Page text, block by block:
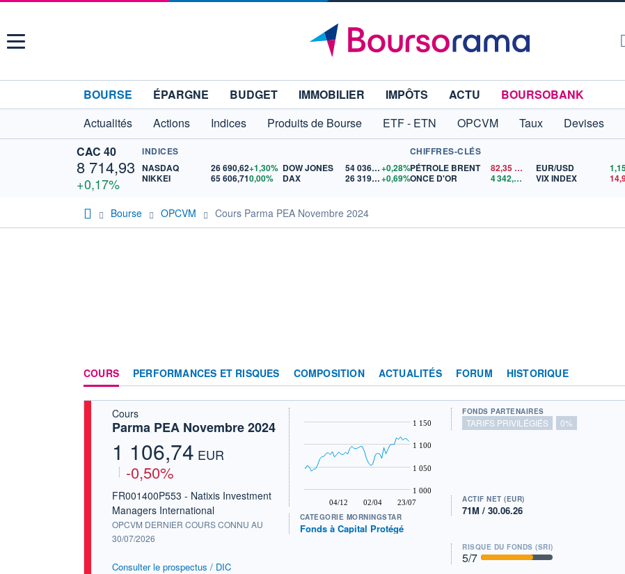
Menu
BOURSE ÉPARGNE BUDGET IMMOBILIER IMPÔTS ACTU
BOURSOBANK
Actualités
Actions Indices Produits de Bourse ETF - ETN OPCVM Taux Devises
CAC 40
8 714,93
+0,17%
INDICES
NASDAQ
26 690,62+1,30%
NIKKEI
65 606,710,00%
DOW JONES 54 036,93+0,28%
DAX
26 319,45+0,69%
CHIFFRES-CLÉS
PÉTROLE BRENT
82,35
ONCE D'OR
4 342,26 $US
EUR/USD
VIX INDEX
Bourse OPCVM Cours Parma PEA Novembre 2024
COURS PERFORMANCES ET RISQUES COMPOSITION ACTUALITÉS FORUM HISTORIQUE
Cours
Parma PEA Novembre 2024
1 106,74 EUR
-0,50%
FR001400P553 - Natixis Investment
Managers International
OPCVM DERNIER COURS CONNU AU
30/07/2026
Consulter le prospectus / DIC
04/12 02/04 23/07
1 000
1 050
1 100
1 150
CATÉGORIE MORNINGSTAR
Fonds à Capital Protégé
FONDS PARTENAIRES
TARIFS PRIVILÉGIÉS 0%
ACTIF NET (EUR)
71M / 30.06.26
RISQUE DU FONDS (SRI)
5/7